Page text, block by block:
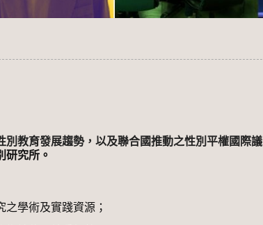
教育發展趨勢，以及聯合國推動之性別平權國際議
研究所。
之學術及實踐資源；